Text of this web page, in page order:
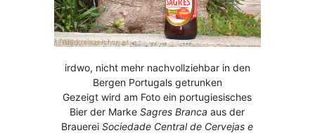
irdwo, nicht mehr nachvollziehbar in den
Bergen Portugals getrunken
Gezeigt wird am Foto ein portugiesisches
Bier der MarkeSagres Branca aus der
BrauereiSociedade Central de Cervejas e